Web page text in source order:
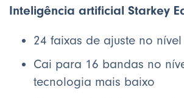
Inteligência artificial Starkey
24 faixas de ajuste no
Cai para 16 bandas no
tecnologia mais baixo